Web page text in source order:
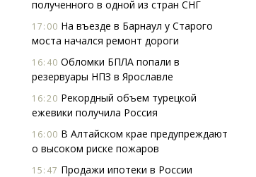
полученного в одной из стран СНГ
17:00 На въезде в Барнаул у Старого
моста начался ремонт дороги
16:40 Обломки БПЛА попали в
резервуары НПЗ в Ярославле
16:20 Рекордный объем турецкой
ежевики получила Россия
16:00 В Алтайском крае предупреждают
о высоком риске пожаров
15:47 Продажи ипотеки в России